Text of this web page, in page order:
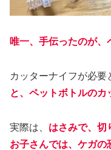
唯一、手伝ったのが、
カッターナイフが必要
と、ペットボトルのカ
実際は、 はさみで、切
お子さんでは、ケガの